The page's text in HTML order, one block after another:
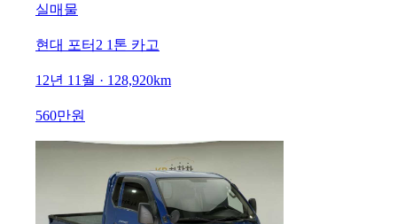
실매물
현대 포터2 1톤 카고
12년 11월 · 128,920km
560만원